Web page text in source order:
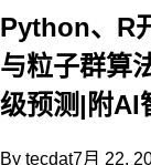
Python、R
与粒子群算
级预测|附AI
By tecdat7月 22,